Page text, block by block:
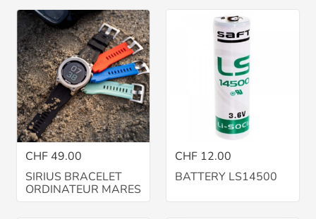
CHF 49.00
SIRIUS BRACELET
ORDINATEUR MARES
CHF 12.00
BATTERY LS14500